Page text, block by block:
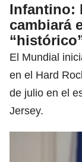
Infantino:
cambiará
El Mundial
en el Hard
de julio en el
Jersey.